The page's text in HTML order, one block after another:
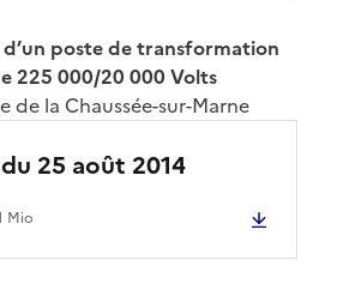
poste de transformation
225 000/20 000 Volts
de la Chaussée-sur-Marne
25 août 2014
Mio